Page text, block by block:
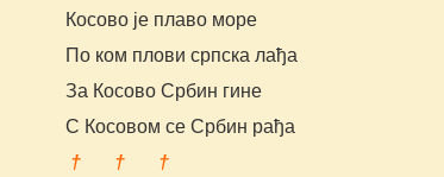
Косово је плаво море
По ком плови српска лађа
За Косово Србин гине
С Косовом се Србин рађа
† † †